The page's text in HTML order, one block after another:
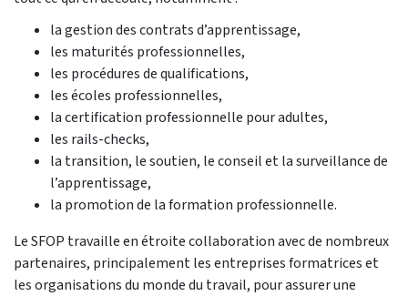
la gestion des contrats d’apprentissage,
les maturités professionnelles,
les procédures de qualifications,
les écoles professionnelles,
la certification professionnelle pour adultes,
les rails-checks,
la transition, le soutien, le conseil et la surveillance de
l’apprentissage,
la promotion de la formation professionnelle.
Le SFOP travaille en étroite collaboration avec de nombreux
partenaires, principalement les entreprises formatrices et
les organisations du monde du travail, pour assurer une